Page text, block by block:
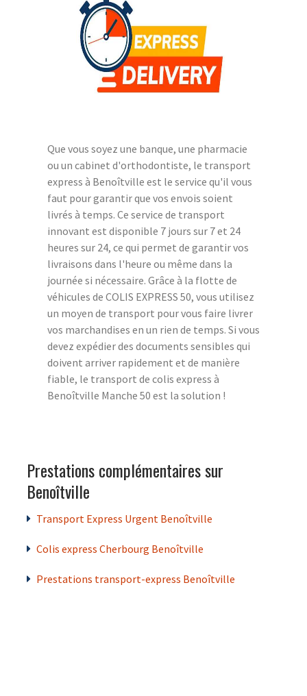
Que vous soyez une banque, une pharmacie
ou un cabinet d'orthodontiste, le transport
express à Benoîtville est le service qu'il vous
faut pour garantir que vos envois soient
livrés à temps. Ce service de transport
innovant est disponible 7 jours sur 7 et 24
heures sur 24, ce qui permet de garantir vos
livraisons dans l'heure ou même dans la
journée si nécessaire. Grâce à la flotte de
véhicules de COLIS EXPRESS 50, vous utilisez
un moyen de transport pour vous faire livrer
vos marchandises en un rien de temps. Si vous
devez expédier des documents sensibles qui
doivent arriver rapidement et de manière
fiable, le transport de colis express à
Benoîtville Manche 50 est la solution !
Prestations complémentaires sur
Benoîtville
Transport Express Urgent Benoîtville
Colis express Cherbourg Benoîtville
Prestations transport-express Benoîtville